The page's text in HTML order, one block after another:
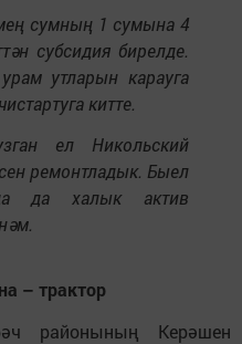
сумның 1 сумына 4
субсидия бирелде.
утларын карауга
китте.
ел Никольский
ремонтладык. Быел
да халык актив
– трактор
районының Керәшен